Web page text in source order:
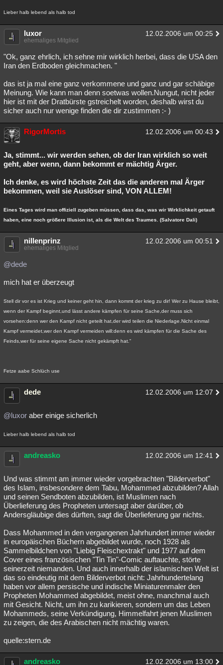
Lieber halb lebend als halb tod
luxor 12.02.2006 um 00:25
ehemaliges Mitglied
"Ok, ganz ehrlich, ich sehne mir wirklich herbei, dass die USA den
Iran den Erdboden gleichmachen. "
das ist ja mal eine ganz verkommene und ganz und gar schäbige
Meinung. Wie kann man denn soetwas wollen.Nungut, nicht jeder
hier ist mit der Dratbürste gstreichelt worden, deshalb wirst du
sicher auch nur wenige finden die dir zustimmen :- )
RigorMortis 12.02.2006 um 00:43
Ja, stimmt... wir werden sehen, ob der Iran wirklich so weit
geht, aber wenn, dann bekommt er mächtig Ärger.
Ich denke, es wird höchste Zeit das die anderen mal Ärger
bekommen, weil sie Auslöser sind, VON ALLEM!
Eines Tages wird man offiziell zugeben müssen, dass das, was wir Wirklichkeit getauft
haben, eine noch größere Illusion ist, als die Welt des Traumes. (Salvatore Dali)
nillenprinz 12.02.2006 um 00:51
ehemaliges Mitglied
@dede
mich hat er überzeugt
Stell dir vor es ist Krieg und keiner geht hin, dann kommt der krieg zu dir! Wer zu Hause bleibt,
wenn der Kampf beginnt,und lässt andere kämpfen für seine Sache,der muss sich
vorsehen:denn wer den Kampf nicht geteilt hat,der wird teilen die Niederlage.Nicht einmal
Kampf vermeidet,wer den Kampf vermeiden will:denn es wird kämpfen für die Sache des
Feinds,wer für seine eigene Sache nicht gekämpft hat."
Fetze aabe Schlüch use
dede 12.02.2006 um 12:07
@luxor aber einige sicherlich
Lieber halb lebend als halb tod
andreasko 12.02.2006 um 12:41
Und was stimmt am immer wieder vorgebrachten "Bilderverbot"
des Islam, insbesondere dem Tabu, Mohammed abzubilden? Allah
und seinen Sendboten abzubilden, ist Muslimen nach
Überlieferung des Propheten untersagt aber darüber, ob
Andersgläubige dies dürften, sagt die Überlieferung gar nichts.
Dass Mohammed in den vergangenen Jahrhundert immer wieder
in europäischen Büchern abgebildet wurde, noch 1928 als
Sammelbildchen von "Liebig Fleischextrakt" und 1977 auf dem
Cover eines französischen "Tin Tin"-Comic auftauchte, störte
seinerzeit niemanden. Und auch innerhalb der islamischen Welt ist
das so eindeutig mit dem Bilderverbot nicht: Jahrhundertelang
haben vor allem persische und indische Miniaturenmaler den
Propheten Mohammed abgebildet, meist ohne, manchmal auch
mit Gesicht. Nicht, um ihn zu karikieren, sondern um das Leben
Mohammeds, seine Verkündigung, Himmelfahrt jenen Muslimen
zu zeigen, die des Arabischen nicht mächtig waren.
quelle:stern.de
andreasko 12.02.2006 um 13:00